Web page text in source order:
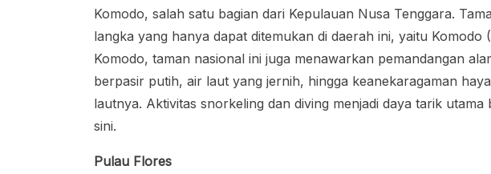
Komodo, salah satu bagian dari Kepulauan Nusa Tenggara.
langka yang hanya dapat ditemukan di daerah ini, yaitu Komodo
Komodo, taman nasional ini juga menawarkan pemandangan
berpasir putih, air laut yang jernih, hingga keanekaragaman
lautnya. Aktivitas snorkeling dan diving menjadi daya tarik
sini.
Pulau Flores